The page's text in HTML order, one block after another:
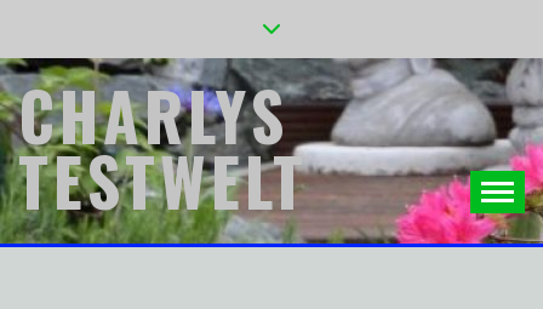
content
CHARLYS
TESTWELT